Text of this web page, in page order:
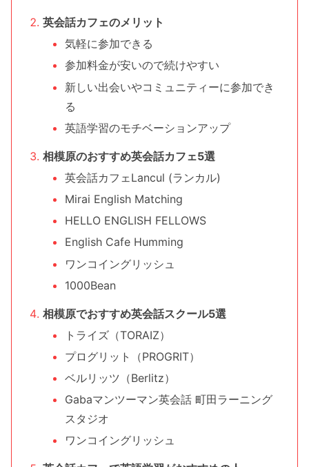
英会話カフェのメリット
気軽に参加できる
参加料金が安いので続けやすい
新しい出会いやコミュニティーに参加でき
る
英語学習のモチベーションアップ
相模原のおすすめ英会話カフェ5選
英会話カフェLancul (ランカル)
Mirai English Matching
HELLO ENGLISH FELLOWS
English Cafe Humming
ワンコイングリッシュ
1000Bean
相模原でおすすめ英会話スクール5選
トライズ（TORAIZ）
プログリット（PROGRIT）
ベルリッツ（Berlitz）
Gabaマンツーマン英会話 町田ラーニング
スタジオ
ワンコイングリッシュ